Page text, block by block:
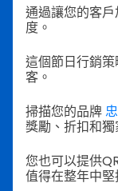
通過讓您的客
度。
這個節日行銷
客。
掃描您的品牌
獎勵、折扣和獨
您也可以提供
值得在整年中堅